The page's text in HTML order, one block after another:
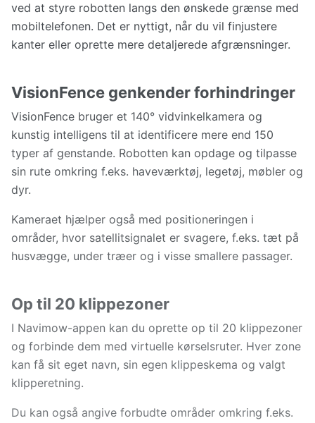
ved at styre robotten langs den ønskede grænse med
mobiltelefonen. Det er nyttigt, når du vil finjustere
kanter eller oprette mere detaljerede afgrænsninger.
VisionFence genkender forhindringer
VisionFence bruger et 140° vidvinkelkamera og
kunstig intelligens til at identificere mere end 150
typer af genstande. Robotten kan opdage og tilpasse
sin rute omkring f.eks. haveværktøj, legetøj, møbler og
dyr.
Kameraet hjælper også med positioneringen i
områder, hvor satellitsignalet er svagere, f.eks. tæt på
husvægge, under træer og i visse smallere passager.
Op til 20 klippezoner
I Navimow-appen kan du oprette op til 20 klippezoner
og forbinde dem med virtuelle kørselsruter. Hver zone
kan få sit eget navn, sin egen klippeskema og valgt
klipperetning.
Du kan også angive forbudte områder omkring f.eks.